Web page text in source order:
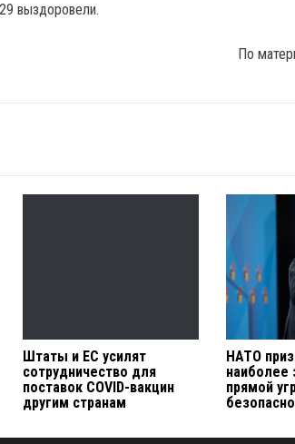
выздоровели.
По
Штаты и ЕС усилят
сотрудничество для
поставок COVID-вакцин
другим странам
НАТО
наиболее
прямой